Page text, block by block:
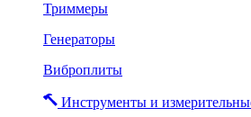
Триммеры
Генераторы
Виброплиты
Инструменты и